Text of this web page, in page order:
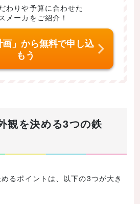
わりや予算に合わせた
メーカをご紹介！
画」から無料で申し込
もう
観を決める3つの鉄
るポイントは、以下の3つが大き